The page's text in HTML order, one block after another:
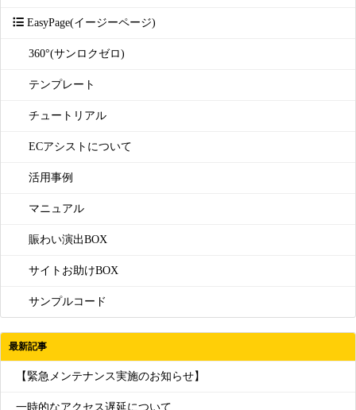
EasyPage(イージーページ)
360°(サンロクゼロ)
テンプレート
チュートリアル
ECアシストについて
活用事例
マニュアル
賑わい演出BOX
サイトお助けBOX
サンプルコード
最新記事
【緊急メンテナンス実施のお知らせ】
一時的なアクセス遅延について